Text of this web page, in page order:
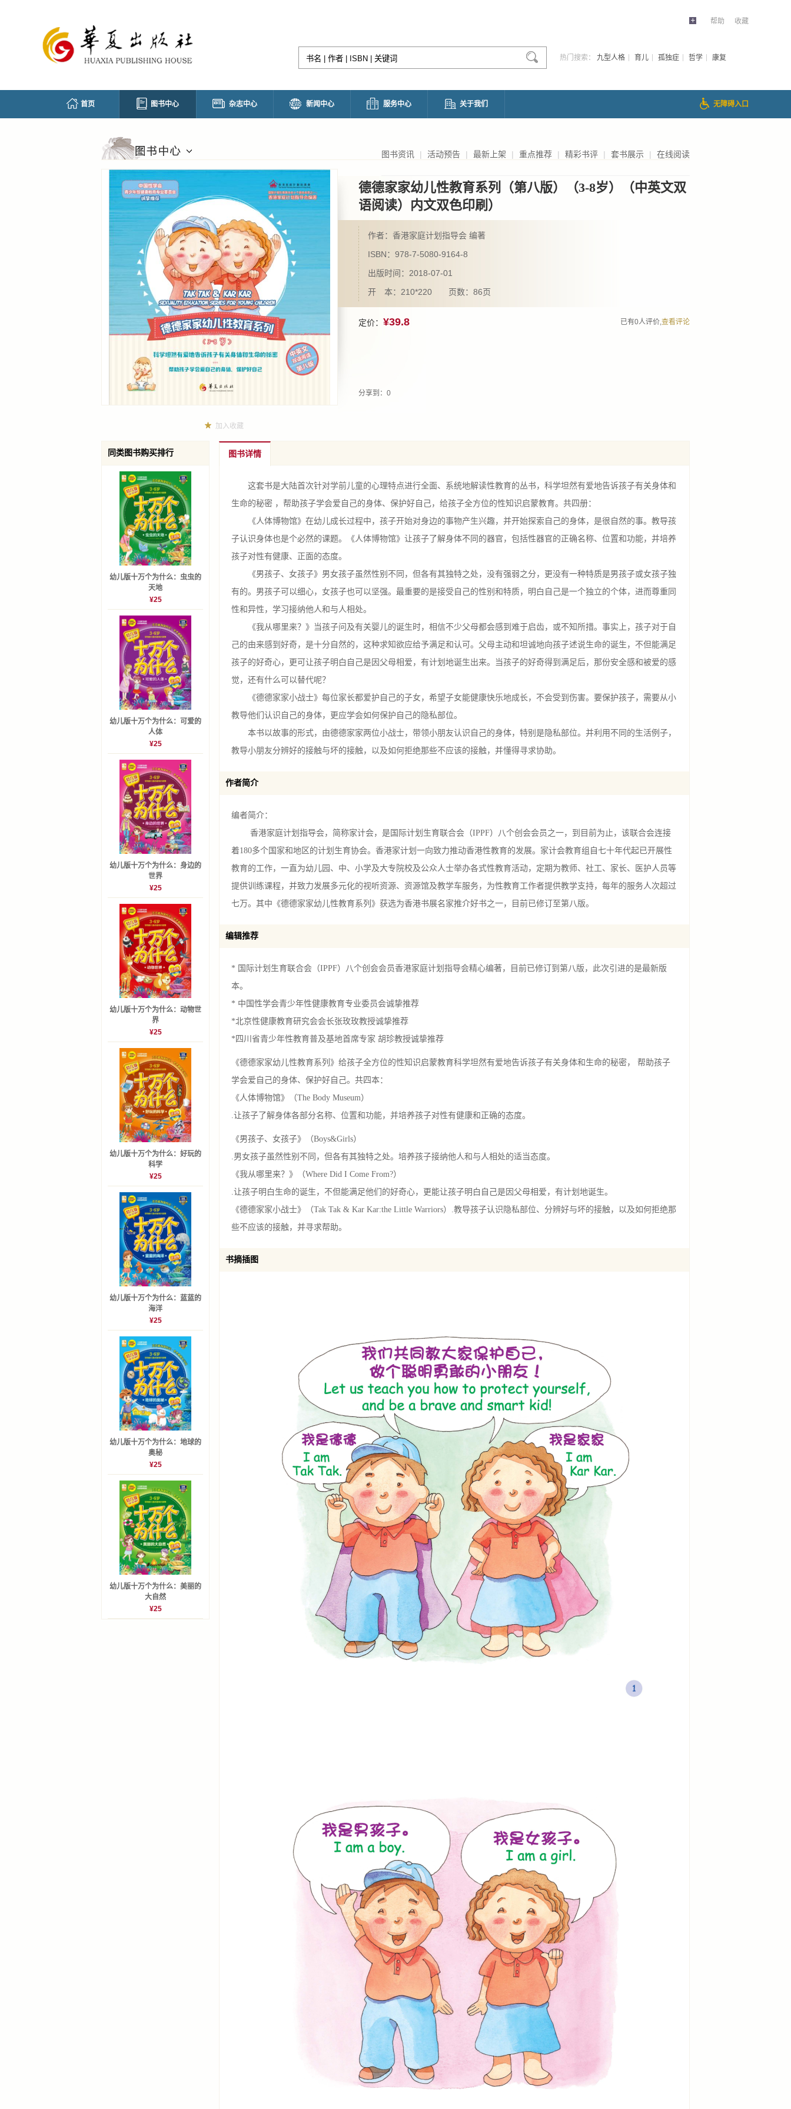
帮助 收藏
热门搜索： 九型人格 育儿 孤独症 哲学 康复
首页 图书中心 杂志中心 新闻中心 服务中心 关于我们 无障碍入口
图书资讯 | 活动预告 | 最新上架 | 重点推荐 | 精彩书评 | 套书展示 | 在线阅读
加入收藏
德德家家幼儿性教育系列（第八版）（3-8岁）（中英文双
语阅读）内文双色印刷）
作者：香港家庭计划指导会 编著
ISBN：978-7-5080-9164-8
出版时间：2018-07-01
开 本：210*220 页数：86页
定价： ¥39.8 已有0人评价,查看评论
分享到： 0
同类图书购买排行
幼儿版十万个为什么：虫虫的
天地
¥25
幼儿版十万个为什么：可爱的
人体
¥25
幼儿版十万个为什么：身边的
世界
¥25
幼儿版十万个为什么：动物世
界
¥25
幼儿版十万个为什么：好玩的
科学
¥25
幼儿版十万个为什么：蓝蓝的
海洋
¥25
幼儿版十万个为什么：地球的
奥秘
¥25
幼儿版十万个为什么：美丽的
大自然
¥25
图书详情
这套书是大陆首次针对学前儿童的心理特点进行全面、系统地解读性教育的丛书，科学坦然有爱地告诉孩子有关身体和
生命的秘密 ，帮助孩子学会爱自己的身体、保护好自己，给孩子全方位的性知识启蒙教育。共四册：
《人体博物馆》在幼儿成长过程中，孩子开始对身边的事物产生兴趣，并开始探索自己的身体，是很自然的事。教导孩
子认识身体也是个必然的课题。《人体博物馆》让孩子了解身体不同的器官，包括性器官的正确名称、位置和功能，并培养
孩子对性有健康、正面的态度。
《男孩子、女孩子》男女孩子虽然性别不同，但各有其独特之处，没有强弱之分，更没有一种特质是男孩子或女孩子独
有的。男孩子可以细心，女孩子也可以坚强。最重要的是接受自己的性别和特质，明白自己是一个独立的个体，进而尊重同
性和异性，学习接纳他人和与人相处。
《我从哪里来？》当孩子问及有关婴儿的诞生时，相信不少父母都会感到难于启齿，或不知所措。事实上，孩子对于自
己的由来感到好奇，是十分自然的，这种求知欲应给予满足和认可。父母主动和坦诚地向孩子述说生命的诞生，不但能满足
孩子的好奇心，更可让孩子明白自己是因父母相爱，有计划地诞生出来。当孩子的好奇得到满足后，那份安全感和被爱的感
觉，还有什么可以替代呢？
《德德家家小战士》每位家长都爱护自己的子女，希望子女能健康快乐地成长，不会受到伤害。要保护孩子，需要从小
教导他们认识自己的身体，更应学会如何保护自己的隐私部位。
本书以故事的形式，由德德家家两位小战士，带领小朋友认识自己的身体，特别是隐私部位。并利用不同的生活例子，
教导小朋友分辨好的接触与坏的接触，以及如何拒绝那些不应该的接触，并懂得寻求协助。
作者简介
编者简介：
香港家庭计划指导会，简称家计会，是国际计划生育联合会（IPPF）八个创会会员之一，到目前为止，该联合会连接
着180多个国家和地区的计划生育协会。香港家计划一向致力推动香港性教育的发展。家计会教育组自七十年代起已开展性
教育的工作，一直为幼儿园、中、小学及大专院校及公众人士举办各式性教育活动，定期为教师、社工、家长、医护人员等
提供训练课程，并致力发展多元化的视听资源、资源馆及教学车服务，为性教育工作者提供教学支持，每年的服务人次超过
七万。其中《德德家家幼儿性教育系列》获选为香港书展名家推介好书之一，目前已修订至第八版。
编辑推荐
* 国际计划生育联合会（IPPF）八个创会会员香港家庭计划指导会精心编著，目前已修订到第八版，此次引进的是最新版
本。
* 中国性学会青少年性健康教育专业委员会诚挚推荐
*北京性健康教育研究会会长张玫玫教授诚挚推荐
*四川省青少年性教育普及基地首席专家 胡珍教授诚挚推荐
《德德家家幼儿性教育系列》给孩子全方位的性知识启蒙教育科学坦然有爱地告诉孩子有关身体和生命的秘密， 帮助孩子
学会爱自己的身体、保护好自己。共四本：
《人体博物馆》（The Body Museum）
.让孩子了解身体各部分名称、位置和功能，并培养孩子对性有健康和正确的态度。
《男孩子、女孩子》（Boys&Girls）
.男女孩子虽然性别不同，但各有其独特之处。培养孩子接纳他人和与人相处的适当态度。
《我从哪里来？》（Where Did I Come From?）
.让孩子明白生命的诞生，不但能满足他们的好奇心，更能让孩子明白自己是因父母相爱，有计划地诞生。
《德德家家小战士》（Tak Tak & Kar Kar:the Little Warriors）.教导孩子认识隐私部位、分辨好与坏的接触，以及如何拒绝那
些不应该的接触，并寻求帮助。
书摘插图